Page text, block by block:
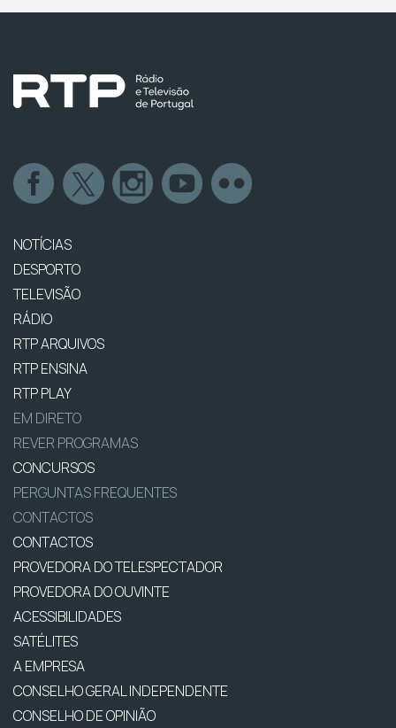
NOTÍCIAS
DESPORTO
TELEVISÃO
RÁDIO
RTP ARQUIVOS
RTP ENSINA
RTP PLAY
EM DIRETO
REVER PROGRAMAS
CONCURSOS
PERGUNTAS FREQUENTES
CONTACTOS
CONTACTOS
PROVEDORA DO TELESPECTADOR
PROVEDORA DO OUVINTE
ACESSIBILIDADES
SATÉLITES
A EMPRESA
CONSELHO GERAL INDEPENDENTE
CONSELHO DE OPINIÃO